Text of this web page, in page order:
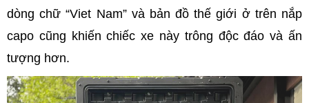
dòng chữ “Viet Nam” và bản đồ thế giới ở trên nắp
capo cũng khiến chiếc xe này trông độc đáo và ấn
tượng hơn.